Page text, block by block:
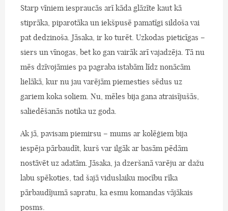
Starp vīniem iespraucās arī kāda glāzīte kaut kā
stiprāka, piparotāka un iekšpusē pamatīgi sildoša vai
pat dedzinoša. Jāsaka, ir ko turēt. Uzkodas pieticīgas –
siers un vīnogas, bet ko gan vairāk arī vajadzēja. Tā nu
mēs dzīvojāmies pa pagraba istabām līdz nonācām
lielākā, kur nu jau varējām piemesties sēdus uz
gariem koka soliem. Nu, mēles bija gana atraisījušās,
saliedēšanās notika uz goda.
Ak jā, pavisam piemirsu – mums ar kolēģiem bija
iespēja pārbaudīt, kurš var ilgāk ar basām pēdām
nostāvēt uz adatām. Jāsaka, ja dzeršanā varēju ar dažu
labu spēkoties, tad šajā viduslaiku mocību rīka
pārbaudījumā sapratu, ka esmu komandas vājākais
posms.